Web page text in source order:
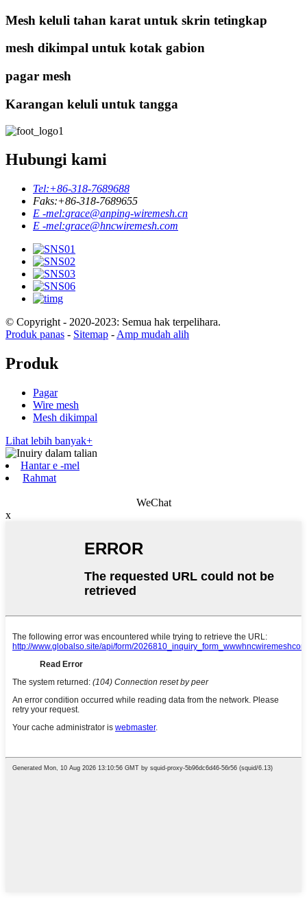
Mesh keluli tahan karat untuk skrin tetingkap
mesh dikimpal untuk kotak gabion
pagar mesh
Karangan keluli untuk tangga
Hubungi kami
Tel:+86-318-7689688
Faks:+86-318-7689655
E -mel:grace@anping-wiremesh.cn
E -mel:grace@hncwiremesh.com
© Copyright - 2020-2023: Semua hak terpelihara.
Produk panas - Sitemap - Amp mudah alih
Produk
Pagar
Wire mesh
Mesh dikimpal
Lihat lebih banyak+
Hantar e -mel
Rahmat
WeChat
x